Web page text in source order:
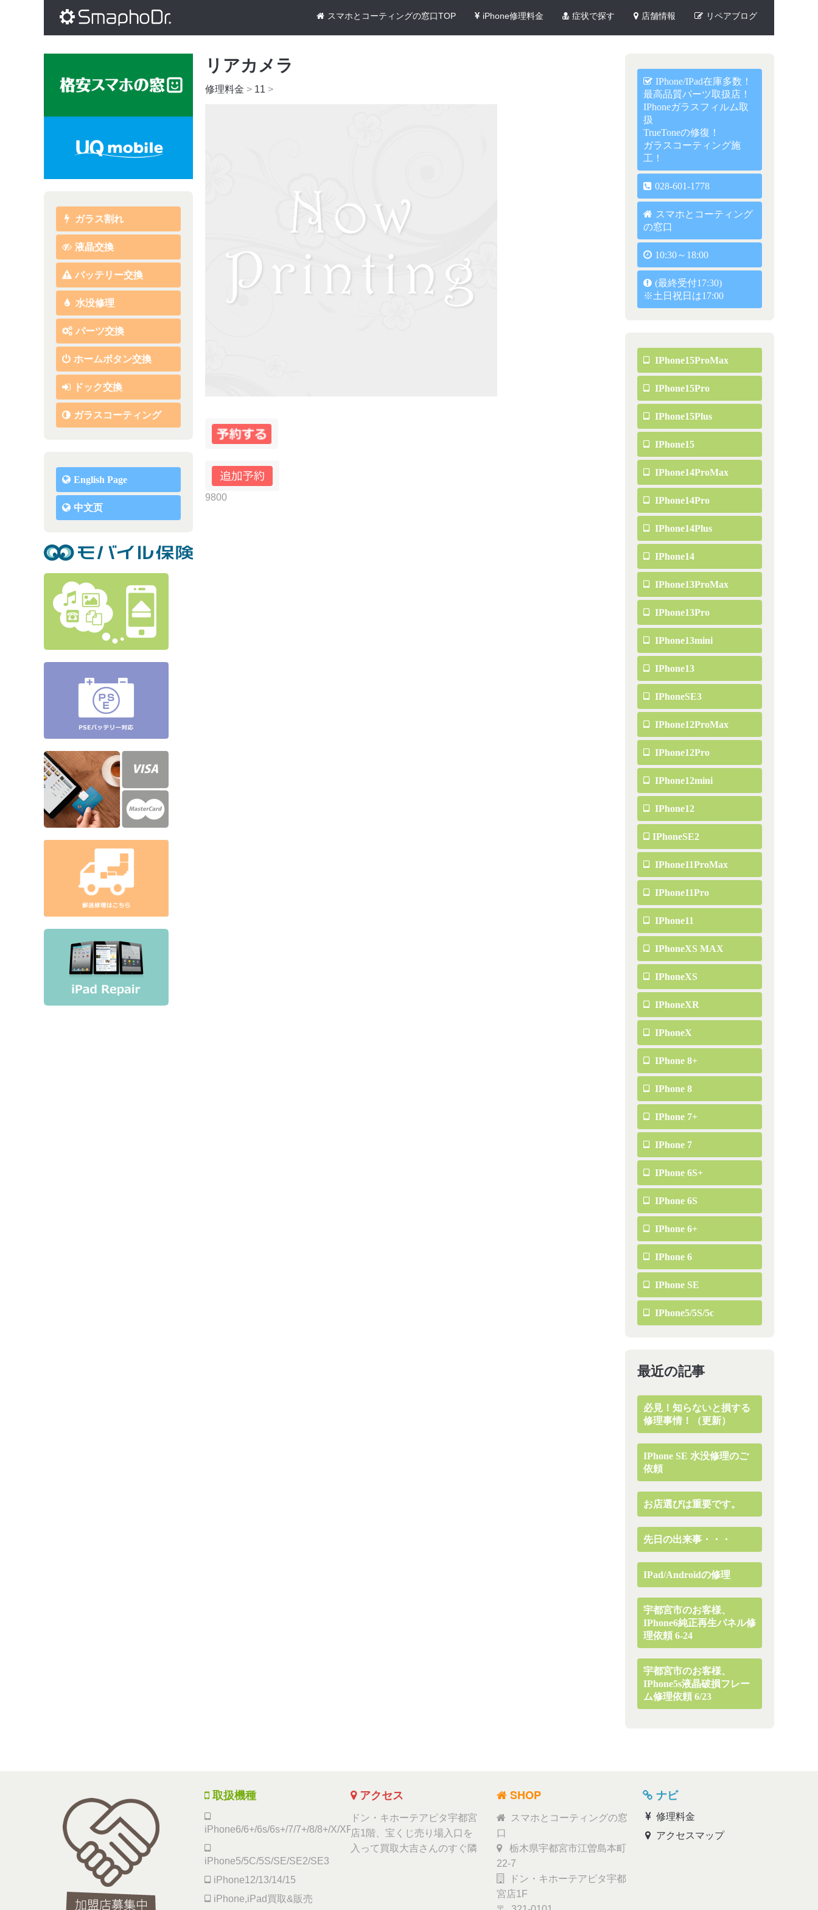
スマホとコーティングの窓口TOP iPhone修理料金 症状で探す 店舗情報 リペアブログ
ガラス割れ
液晶交換
バッテリー交換
水没修理
パーツ交換
ホームボタン交換
ドック交換
ガラスコーティング
English Page
中文页
リアカメラ
修理料金 > 11 >
9800
IPhone/iPad在庫多数！
最高品質パーツ取扱店！
IPhoneガラスフィルム取
扱
TrueToneの修復！
ガラスコーティング施
工！
028-601-1778
スマホとコーティング
の窓口
10:30～18:00
(最終受付17:30)
※土日祝日は17:00
IPhone15ProMax
IPhone15Pro
IPhone15Plus
IPhone15
IPhone14ProMax
IPhone14Pro
IPhone14Plus
IPhone14
IPhone13ProMax
IPhone13Pro
IPhone13mini
IPhone13
IPhoneSE3
IPhone12ProMax
IPhone12Pro
IPhone12mini
IPhone12
IPhoneSE2
IPhone11ProMax
IPhone11Pro
IPhone11
IPhoneXS MAX
IPhoneXS
IPhoneXR
IPhoneX
IPhone 8+
IPhone 8
IPhone 7+
IPhone 7
IPhone 6S+
IPhone 6S
IPhone 6+
IPhone 6
IPhone SE
IPhone5/5S/5c
最近の記事
必見！知らないと損する
修理事情！（更新）
IPhone SE 水没修理のご
依頼
お店選びは重要です。
先日の出来事・・・
IPad/Androidの修理
宇都宮市のお客様、
IPhone6純正再生パネル修
理依頼 6-24
宇都宮市のお客様、
IPhone5s液晶破損フレー
ム修理依頼 6/23
取扱機種
iPhone6/6+/6s/6s+/7/7+/8/8+/X/XR/Xs/11
iPhone5/5C/5S/SE/SE2/SE3
iPhone12/13/14/15
iPhone,iPad買取&販売
アクセス
ドン・キホーテアピタ宇都宮
店1階、宝くじ売り場入口を
入って買取大吉さんのすぐ隣
SHOP
スマホとコーティングの窓
口
栃木県宇都宮市江曽島本町
22-7
ドン・キホーテアピタ宇都
宮店1F
ナビ
修理料金
アクセスマップ